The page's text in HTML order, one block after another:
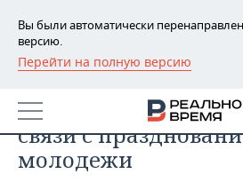
Вы были автоматически
версию.
Перейти на полную версию
РЕГИОНЫ
БАШКОРТОСТАН
ТАТАРСТАН
НОВОСТИ
АНАЛИТИКА
В Казани
связи с
молодежи